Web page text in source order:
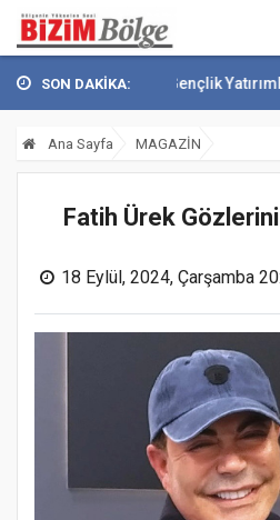
SON DAKİKA:
Sağlık Ve Gençlik Yatırımları Dev...
Ana Sayfa MAGAZİN
Fatih Ürek
18 Eylül, 2024, Çarşamba